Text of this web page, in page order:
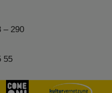
– 290
55